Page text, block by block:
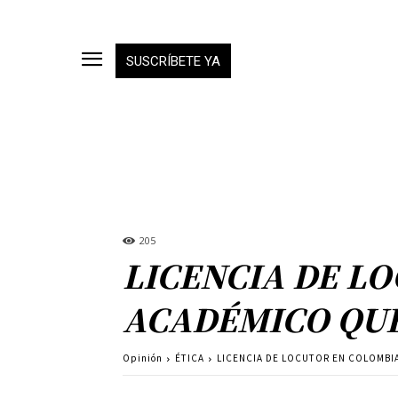
SUSCRÍBETE YA
205
LICENCIA DE
ACADÉMICO
Opinión ÉTICA LICENCIA DE LOCUTOR EN